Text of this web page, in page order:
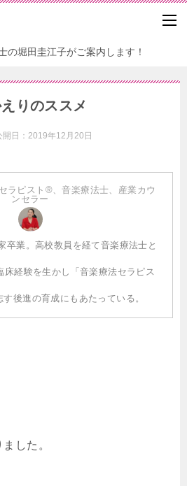
の堀田圭江子がご案内します！
りのススメ
開日： 2019年12月20日
ラピスト®、音楽療法士、産業カウ
ンセラー
卒業。高校教員を経て音楽療法士と
床経験を生かし「音楽療法セラピス
後進の育成にもあたっている。
した。